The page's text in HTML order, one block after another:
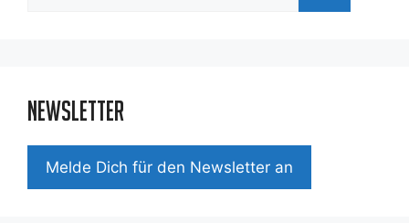
Newsletter
Mel­de Dich für den News­let­ter an